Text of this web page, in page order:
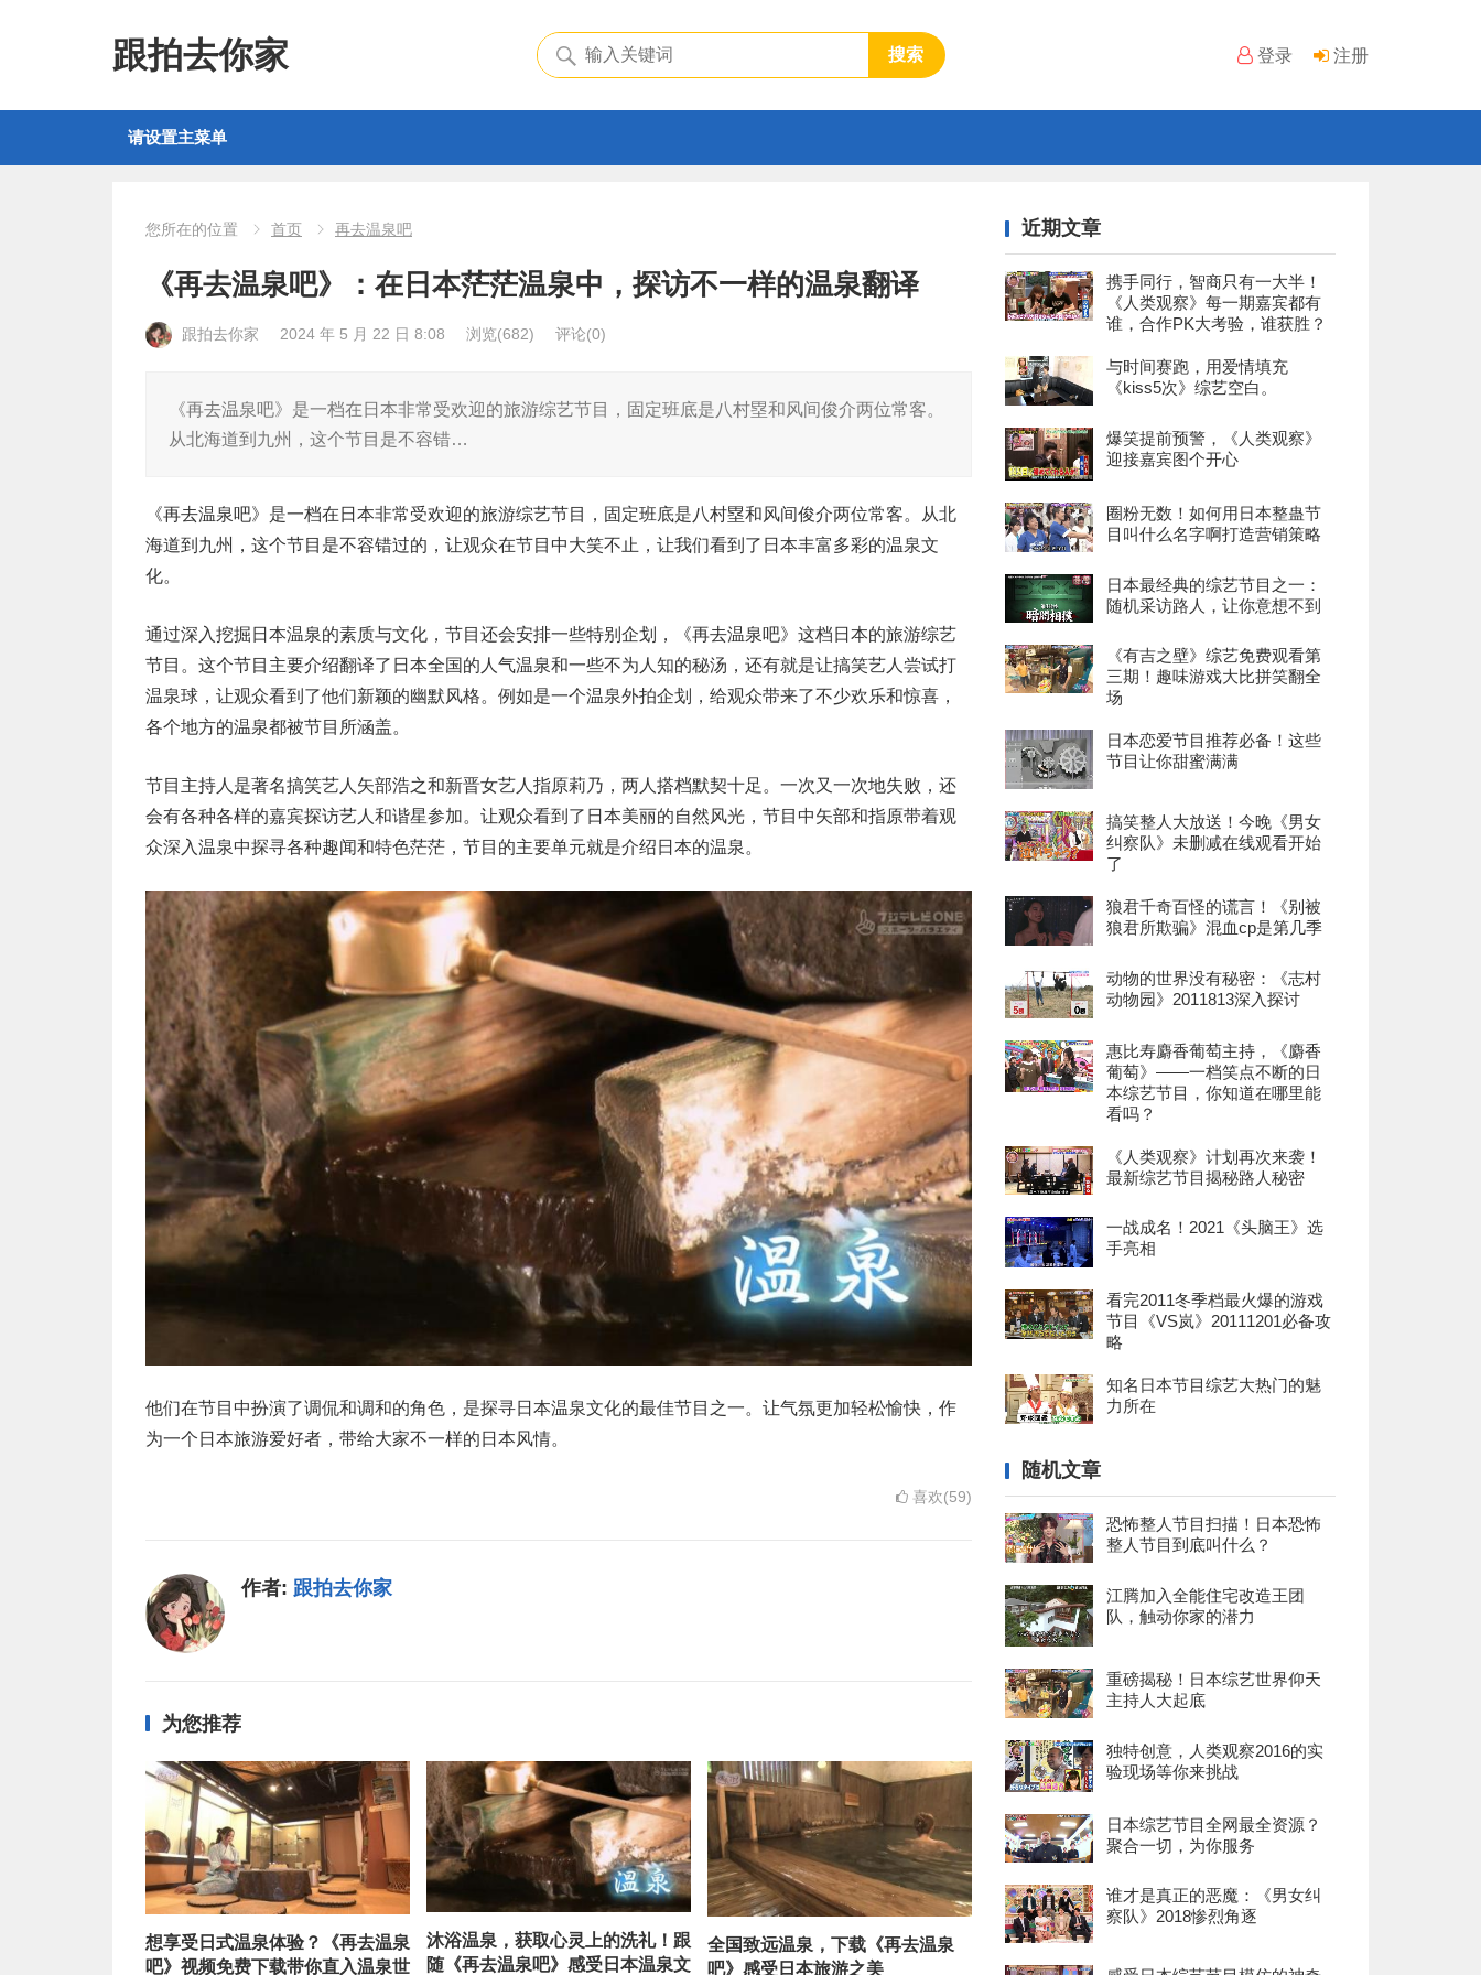
跟拍去你家 登录 注册
搜索
请设置主菜单
您所在的位置 首页 再去温泉吧
《再去温泉吧》：在日本茫茫温泉中，探访不一样的温泉翻译
跟拍去你家 2024 年 5 月 22 日 8:08 浏览(682) 评论(0)
《再去温泉吧》是一档在日本非常受欢迎的旅游综艺节目，固定班底是八村塁和风间俊介两位常客。
从北海道到九州，这个节目是不容错…
《再去温泉吧》是一档在日本非常受欢迎的旅游综艺节目，固定班底是八村塁和风间俊介两位常客。从北
海道到九州，这个节目是不容错过的，让观众在节目中大笑不止，让我们看到了日本丰富多彩的温泉文
化。
通过深入挖掘日本温泉的素质与文化，节目还会安排一些特别企划，《再去温泉吧》这档日本的旅游综艺
节目。这个节目主要介绍翻译了日本全国的人气温泉和一些不为人知的秘汤，还有就是让搞笑艺人尝试打
温泉球，让观众看到了他们新颖的幽默风格。例如是一个温泉外拍企划，给观众带来了不少欢乐和惊喜，
各个地方的温泉都被节目所涵盖。
节目主持人是著名搞笑艺人矢部浩之和新晋女艺人指原莉乃，两人搭档默契十足。一次又一次地失败，还
会有各种各样的嘉宾探访艺人和谐星参加。让观众看到了日本美丽的自然风光，节目中矢部和指原带着观
众深入温泉中探寻各种趣闻和特色茫茫，节目的主要单元就是介绍日本的温泉。
他们在节目中扮演了调侃和调和的角色，是探寻日本温泉文化的最佳节目之一。让气氛更加轻松愉快，作
为一个日本旅游爱好者，带给大家不一样的日本风情。
喜欢(59)
作者: 跟拍去你家
为您推荐
想享受日式温泉体验？《再去温泉
吧》视频免费下载带你直入温泉世
沐浴温泉，获取心灵上的洗礼！跟
随《再去温泉吧》感受日本温泉文
全国致远温泉，下载《再去温泉
吧》感受日本旅游之美
近期文章
携手同行，智商只有一大半！
《人类观察》每一期嘉宾都有
谁，合作PK大考验，谁获胜？
与时间赛跑，用爱情填充
《kiss5次》综艺空白。
爆笑提前预警，《人类观察》
迎接嘉宾图个开心
圈粉无数！如何用日本整蛊节
目叫什么名字啊打造营销策略
日本最经典的综艺节目之一：
随机采访路人，让你意想不到
《有吉之壁》综艺免费观看第
三期！趣味游戏大比拼笑翻全
场
日本恋爱节目推荐必备！这些
节目让你甜蜜满满
搞笑整人大放送！今晚《男女
纠察队》未删减在线观看开始
了
狼君千奇百怪的谎言！《别被
狼君所欺骗》混血cp是第几季
动物的世界没有秘密：《志村
动物园》2011813深入探讨
惠比寿麝香葡萄主持，《麝香
葡萄》——一档笑点不断的日
本综艺节目，你知道在哪里能
看吗？
《人类观察》计划再次来袭！
最新综艺节目揭秘路人秘密
一战成名！2021《头脑王》选
手亮相
看完2011冬季档最火爆的游戏
节目《VS岚》20111201必备攻
略
知名日本节目综艺大热门的魅
力所在
随机文章
恐怖整人节目扫描！日本恐怖
整人节目到底叫什么？
江腾加入全能住宅改造王团
队，触动你家的潜力
重磅揭秘！日本综艺世界仰天
主持人大起底
独特创意，人类观察2016的实
验现场等你来挑战
日本综艺节目全网最全资源？
聚合一切，为你服务
谁才是真正的恶魔：《男女纠
察队》2018惨烈角逐